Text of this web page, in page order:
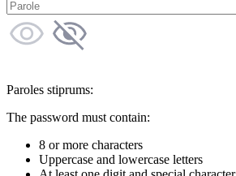
Paroles stiprums:
The password must contain:
8 or more characters
Uppercase and lowercase letters